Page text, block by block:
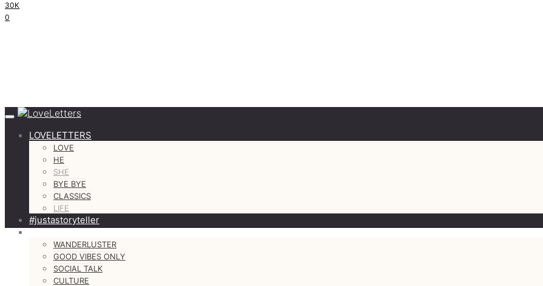
30K
0
LOVELETTERS
LOVE
HE
SHE
BYE BYE
CLASSICS
LIFE
#justastoryteller
MORE
WANDERLUSTER
GOOD VIBES ONLY
SOCIAL TALK
CULTURE